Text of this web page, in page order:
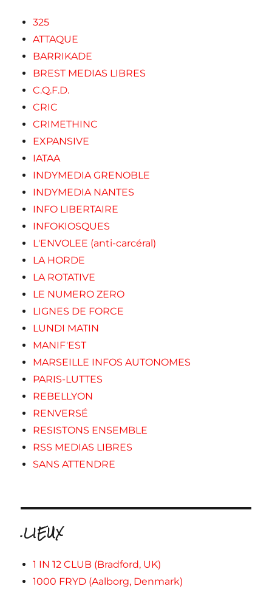
325
ATTAQUE
BARRIKADE
BREST MEDIAS LIBRES
C.Q.F.D.
CRIC
CRIMETHINC
EXPANSIVE
IATAA
INDYMEDIA GRENOBLE
INDYMEDIA NANTES
INFO LIBERTAIRE
INFOKIOSQUES
L'ENVOLEE (anti-carcéral)
LA HORDE
LA ROTATIVE
LE NUMERO ZERO
LIGNES DE FORCE
LUNDI MATIN
MANIF'EST
MARSEILLE INFOS AUTONOMES
PARIS-LUTTES
REBELLYON
RENVERSÉ
RESISTONS ENSEMBLE
RSS MEDIAS LIBRES
SANS ATTENDRE
.LIEUX
1 IN 12 CLUB (Bradford, UK)
1000 FRYD (Aalborg, Denmark)